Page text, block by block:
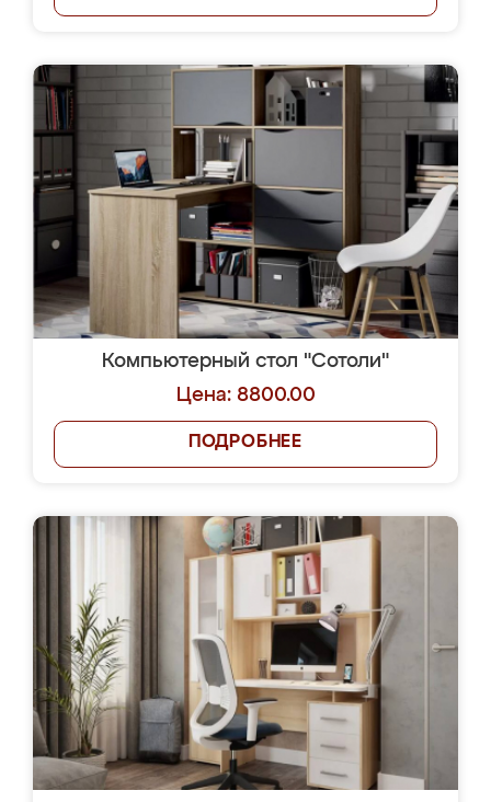
Компьютерный стол "Сотоли"
Цена: 8800.00
ПОДРОБНЕЕ